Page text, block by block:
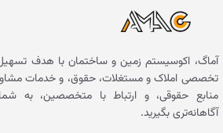
آماگ، اکوسیستم زمین و ساختمان با هدف
تخصصی املاک و مستغلات، حقوق، و خدمات
منابع حقوقی، و ارتباط با متخصصین، به
آگاهانه‌تری بگیرید.